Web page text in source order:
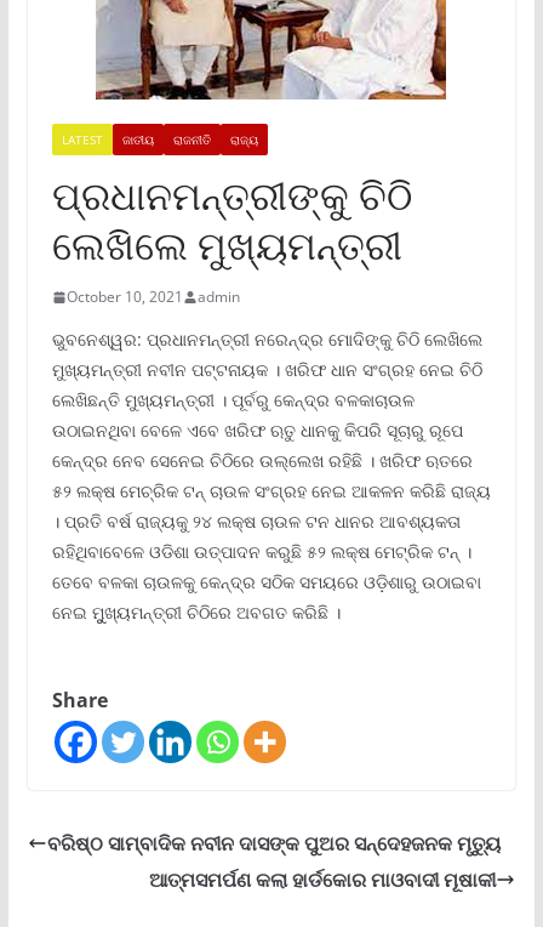
LATEST ଜାତୀୟ ରାଜନୀତି ରାଜ୍ୟ
ପ୍ରଧାନମନ୍ତ୍ରୀଙ୍କୁ ଚିଠି
ଲେଖିଲେ ମୁଖ୍ୟମନ୍ତ୍ରୀ
October 10, 2021 admin
ଭୁବନେଶ୍ୱର: ପ୍ରଧାନମନ୍ତ୍ରୀ ନରେନ୍ଦ୍ର ମୋଦିଙ୍କୁ ଚିଠି ଲେଖିଲେ
ମୁଖ୍ୟମନ୍ତ୍ରୀ ନବୀନ ପଟ୍ଟନାୟକ । ଖରିଫ ଧାନ ସଂଗ୍ରହ ନେଇ ଚିଠି
ଲେଖିଛନ୍ତି ମୁଖ୍ୟମନ୍ତ୍ରୀ । ପୂର୍ବରୁ କେନ୍ଦ୍ର ବଳକାଚାଉଳ
ଉଠାଇନଥିବା ବେଳେ ଏବେ ଖରିଫ ଋତୁ ଧାନକୁ କିପରି ସୂଚାରୁ ରୂପେ
କେନ୍ଦ୍ର ନେବ ସେନେଇ ଚିଠିରେ ଉଲ୍ଲେଖ ରହିଛି । ଖରିଫ ଋତରେ
୫୨ ଲକ୍ଷ ମେଚ୍ରିକ ଟନ୍ ଚାଉଳ ସଂଗ୍ରହ ନେଇ ଆକଳନ କରିଛି ରାଜ୍ୟ
। ପ୍ରତି ବର୍ଷ ରାଜ୍ୟକୁ ୨୪ ଲକ୍ଷ ଚାଉଳ ଟନ ଧାନର ଆବଶ୍ୟକତା
ରହିଥିବାବେଳେ ଓଡିଶା ଉତ୍ପାଦନ କରୁଛି ୫୨ ଲକ୍ଷ ମେଟ୍ରିକ ଟନ୍ ।
ତେବେ ବଳକା ଚାଉଳକୁ କେନ୍ଦ୍ର ସଠିକ ସମୟରେ ଓଡ଼ିଶାରୁ ଉଠାଇବା
ନେଇ ମୁୁଖ୍ୟମନ୍ତ୍ରୀ ଚିଠିରେ ଅବଗତ କରିଛି ।
Share
ବରିଷ୍ଠ ସାମ୍ବାଦିକ ନବୀନ ଦାସଙ୍କ ପୁଅର ସନ୍ଦେହଜନକ ମୃତ୍ୟୁ
ଆତ୍ମସମର୍ପଣ କଲା ହାର୍ଡକୋର ମାଓବାଦୀ ମୂଷାକୀ